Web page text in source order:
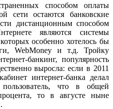
способом оплаты
сети остаются банковские
дистанционным способом
являются системы
особенно хотелось бы
WebMoney и т.д. Тройку
банкинг, популярность
выросла: если в 2011
интернет-банка делал
что в общей
то в августе ныне